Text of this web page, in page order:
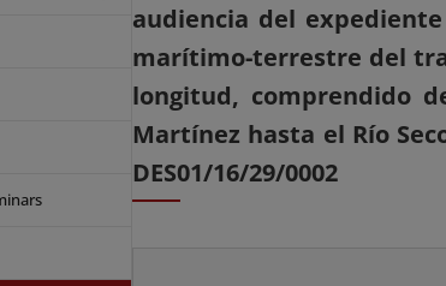
audiencia del
marítimo-terrestre del
longitud, comprendido
Martínez hasta el Río
DES01/16/29/0002